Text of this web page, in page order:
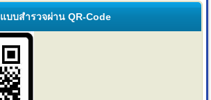
แบบสำรวจผ่าน QR-Code